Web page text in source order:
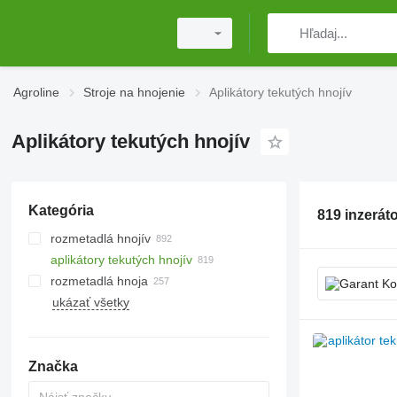
Agroline Stroje na hnojenie Aplikátory tekutých hnojív
Aplikátory tekutých hnojív
Kategória
rozmetadlá hnojív
nesené rozmetadlá
prívesné rozmetadlá
vozíky na rozmetanie hnojiva
aplikátory tekutých hnojív
rozmetadlá hnoja
ukázať všetky
Značka
819